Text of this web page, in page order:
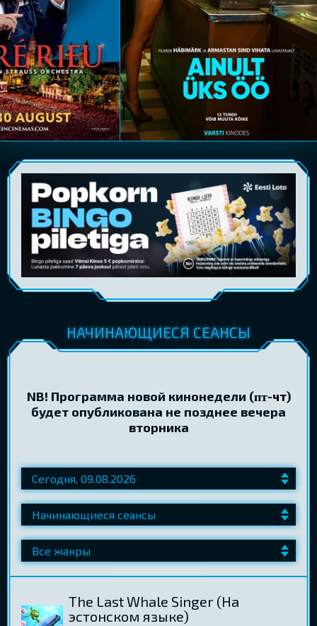
НАЧИНАЮЩИЕСЯ СЕАНСЫ
NB! Программа новой кинонедели (пт-чт)
будет опубликована не позднее вечера
вторника
The Last Whale Singer (Hа
эстонском языке)